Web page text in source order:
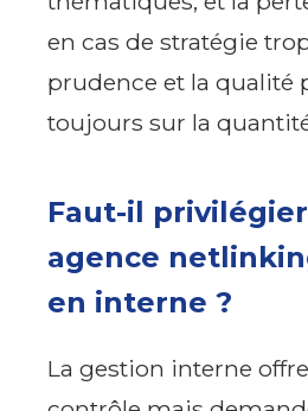
en cas de stratégie
prudence et la qualité
toujours sur la
Faut-il
agence
en interne ?
La gestion interne